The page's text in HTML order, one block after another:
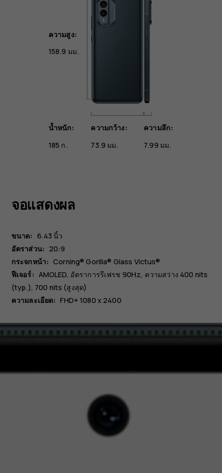
ความสูง:
158.9 มม.
น้ำหนัก:
185 ก.
ความกว้าง:
73.9 มม.
ความลึก:
7.99 มม.
จอแสดงผล
ขนาด: 6.43 นิ้ว
อัตราส่วน: 20:9
กระจกหน้า: Corning® Gorilla® Glass Victus®
ฟีเจอร์: AMOLED, อัตราการรีเฟรช 90Hz, ความสว่าง 400 nits
(typ.), 700 nits (สูงสุด)
ความละเอียด: FHD+ 1080 x 2400